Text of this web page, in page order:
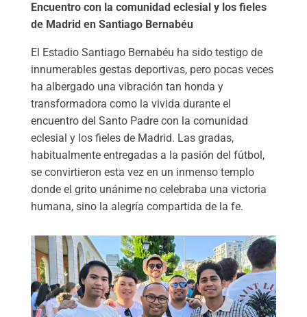
Encuentro con la comunidad eclesial y los fieles
de Madrid en Santiago Bernabéu
El Estadio Santiago Bernabéu ha sido testigo de
innumerables gestas deportivas, pero pocas veces
ha albergado una vibración tan honda y
transformadora como la vivida durante el
encuentro del Santo Padre con la comunidad
eclesial y los fieles de Madrid. Las gradas,
habitualmente entregadas a la pasión del fútbol,
se convirtieron esta vez en un inmenso templo
donde el grito unánime no celebraba una victoria
humana, sino la alegría compartida de la fe.